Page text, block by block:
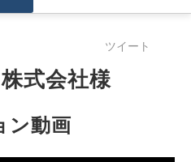
実績
ミナー
ツイート
式会社様
ン動画